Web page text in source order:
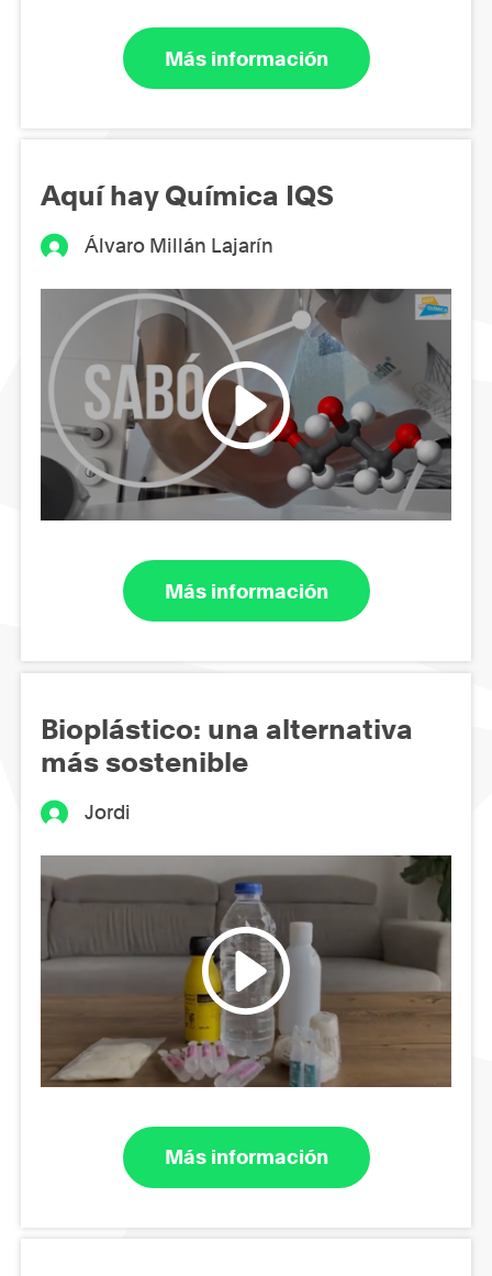
Más información
Aquí hay Química IQS
Álvaro Millán Lajarín
Más información
Bioplástico: una alternativa
más sostenible
Jordi
Más información